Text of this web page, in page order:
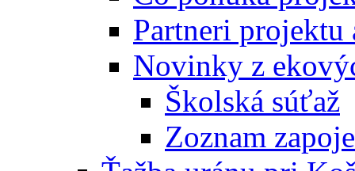
Partneri projektu
Novinky z
Školská súťaž
Zoznam